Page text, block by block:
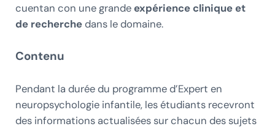
cuentan con une grande expérience clinique et
de recherchedans le domaine.
Contenu
Pendant la durée du programme d’Expert en
neuropsychologie infantile, les étudiants recevront
des informations actualisées sur chacun des sujets